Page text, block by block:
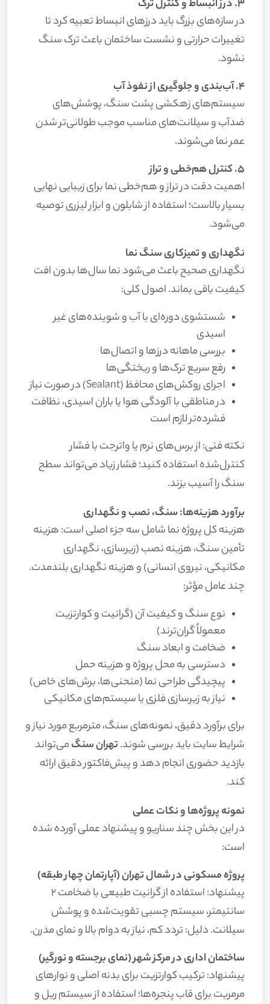
۳. درز انبساط و کنترل ترک
در سازه‌های بزرگ باید درزهای انبساط تعبیه کرد تا
تغییرات حرارتی و نشست ساختمان باعث ترک سنگ
نشود.
۴. آب‌بندی و جلوگیری از نفوذ آب
سیستم‌های زهکشی پشت سنگ، پوشش‌های
ضدآب و سیلانت‌های مناسب موجب طولانی‌تر شدن
عمر نما می‌شوند.
۵. کنترل هم‌خطی و تراز
اهمیت دقت در تراز و هم‌خطی نما برای زیبایی نهایی
بسیار بالاست؛ استفاده از شابلون و ابزار لیزری توصیه
می‌شود.
نگهداری و تمیزکاری سنگ نما
نگهداری صحیح باعث می‌شود نما سال‌ها بدون افت
کیفیت باقی بماند. اصول کلی:
شستشوی دوره‌ای با آب و شوینده‌های غیر
اسیدی
بررسی ماهانه درزها و اتصال‌ها
رفع سریع ترک‌ها و ریختگی‌ها
اجرای روکش‌های محافظ (Sealant) در صورت نیاز
در مناطقی با آلودگی هوا یا باران اسیدی، نظافت
فشرده‌تر لازم است
نکته فنی: از برس‌های نرم یا واترجت با فشار
کنترل‌شده استفاده کنید؛ فشار زیاد می‌تواند سطح
سنگ را آسیب بزند.
برآورد هزینه‌ها: سنگ، نصب و نگهداری
هزینه کل پروژه نما شامل سه جزء اصلی است: هزینه
تأمین سنگ، هزینه نصب (زیرسازی، نگهداری
مکانیکی، نیروی انسانی) و هزینه نگهداری بلندمدت.
چند عامل مؤثر:
نوع سنگ و کیفیت آن (گرانیت و کوارتزیت
معمولاً گران‌ترند)
ضخامت و ابعاد سنگ
دسترسی به محل پروژه و هزینه حمل
پیچیدگی طراحی نما (منحنی‌ها، برش‌های خاص)
نیاز به زیرسازی فلزی یا سیستم‌های مکانیکی
برای برآورد دقیق، نمونه‌های سنگ، مترمربع مورد نیاز و
شرایط سایت باید بررسی شوند.تهران سنگمی‌تواند
بازدید حضوری انجام دهد و پیش‌فاکتور دقیق ارائه
کند.
نمونه پروژه‌ها و نکات عملی
در این بخش چند سناریو و پیشنهاد عملی آورده شده
است:
پروژه مسکونی در شمال تهران (آپارتمان چهار طبقه)
پیشنهاد: استفاده از گرانیت طبیعی با ضخامت 2
سانتیمتر، سیستم چسبی تقویت‌شده و پوشش
سیلانت. دلیل: تردد کم، نیاز به دوام بالا و نمای مدرن.
ساختمان اداری در مرکز شهر (نمای برجسته و نورگیر)
پیشنهاد: ترکیب کوارتزیت برای بدنه اصلی و نوارهای
مرمریت برای قاب پنجره‌ها؛ استفاده از سیستم ریل و